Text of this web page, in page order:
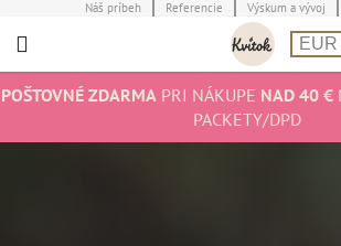
na
Náš príbeh Referencie Výskum a vývoj
EUR
POŠTOVNÉ ZDARMAPRI NÁKUPE NAD 40 €
PACKETY/DPD